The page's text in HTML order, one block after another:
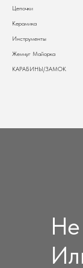
Цепочки
Керамика
Инструменты
Жемчуг Майорка
КАРАБИНЫ/ЗАМОК